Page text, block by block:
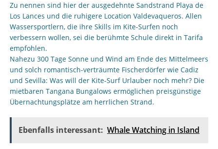
Zu nennen sind hier der ausgedehnte Sandstrand Playa de
Los Lances und die ruhigere Location Valdevaqueros. Allen
Wassersportlern, die ihre Skills im Kite-Surfen noch
verbessern wollen, sei die berühmte Schule direkt in Tarifa
empfohlen.
Nahezu 300 Tage Sonne und Wind am Ende des Mittelmeers
und solch romantisch-verträumte Fischerdörfer wie Cadiz
und Sevilla: Was will der Kite-Surf Urlauber noch mehr? Die
mietbaren Tangana Bungalows ermöglichen preisgünstige
Übernachtungsplätze am herrlichen Strand.
Ebenfalls interessant: Whale Watching in Island